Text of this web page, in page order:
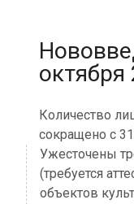
октября
Количество
сокращено с
Ужесточены
(требуется
объектов